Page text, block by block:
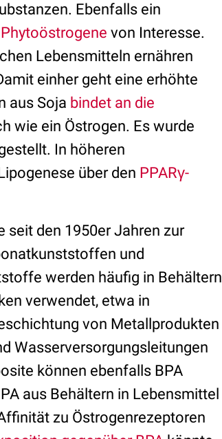
Ebenfalls ein
Phytoöstrogene von Interesse.
Lebensmitteln ernähren
einher geht eine erhöhte
aus Soja bindet an die
wie ein Östrogen. Es wurde
In höheren
über den PPARγ-
seit den 1950er Jahren zur
und
werden häufig in Behältern
verwendet, etwa in
von Metallprodukten
Wasserversorgungsleitungen
können ebenfalls BPA
aus Behältern in Lebensmittel
zu Östrogenrezeptoren